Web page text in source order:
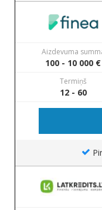
Aizdevuma
100 - 10 000 €
Termiņš
12 - 60